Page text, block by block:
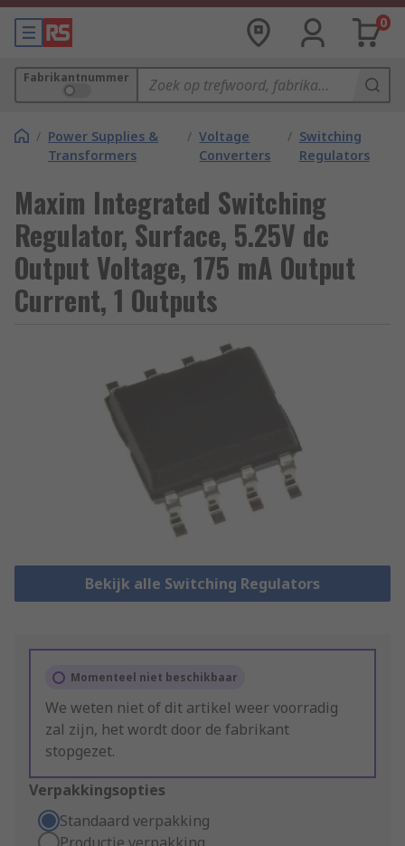
0
Fabrikantnummer
/ Power Supplies &
Transformers
/ Voltage
Converters
/ Switching
Regulators
Maxim Integrated Switching
Regulator, Surface, 5.25V dc
Output Voltage, 175 mA Output
Current, 1 Outputs
Bekijk alle Switching Regulators
Momenteel niet beschikbaar
We weten niet of dit artikel weer voorradig
zal zijn, het wordt door de fabrikant
stopgezet.
Verpakkingsopties
Standaard verpakking